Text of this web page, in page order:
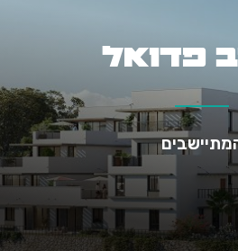
פדואל